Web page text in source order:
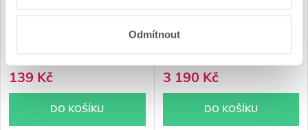
Odmítnout
139 Kč
DO KOŠÍKU
3 190 Kč
DO KOŠÍKU